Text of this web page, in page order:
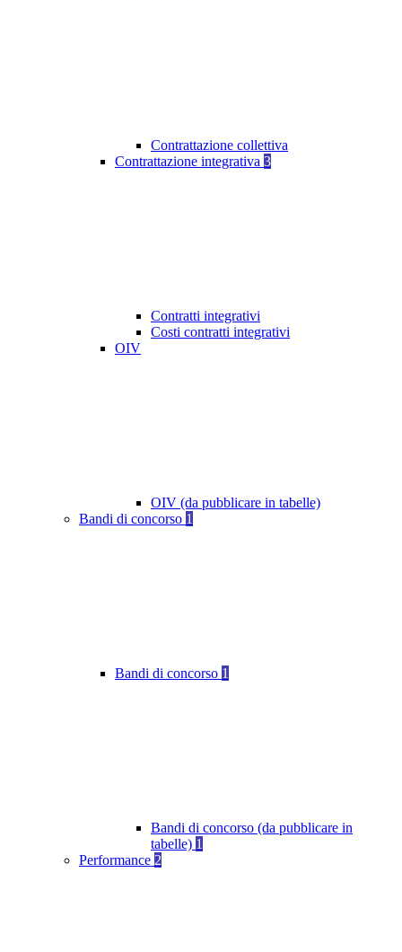
Contrattazione collettiva
Contrattazione integrativa 3
Contratti integrativi
Costi contratti integrativi
OIV
OIV (da pubblicare in tabelle)
Bandi di concorso 1
Bandi di concorso 1
Bandi di concorso (da pubblicare in
tabelle) 1
Performance 2